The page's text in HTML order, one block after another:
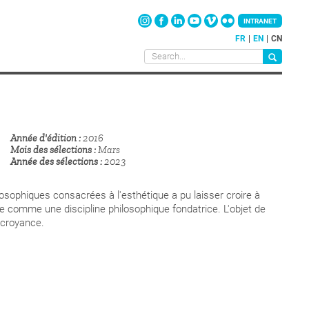
FR EN CN
INTRANET
Année d'édition 2016
Mois des sélections Mars
Année des sélections 2023
consacrées à l'esthétique a pu laisser croire à
une discipline philosophique fondatrice. L'objet de